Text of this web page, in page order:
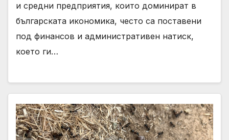
и средни предприятия, които доминират в
българската икономика, често са поставени
под финансов и административен натиск,
което ги…